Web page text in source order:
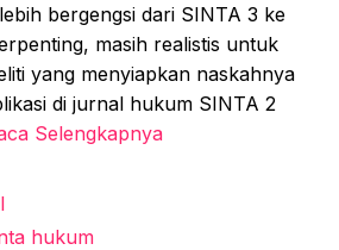
bergengsi dari SINTA 3 ke
masih realistis untuk
yang menyiapkan naskahnya
di jurnal hukum SINTA 2
Selengkapnya
hukum